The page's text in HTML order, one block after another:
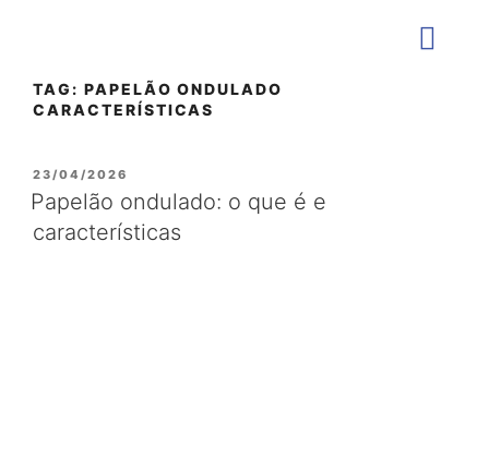
TAG: PAPELÃO ONDULADO
CARACTERÍSTICAS
23/04/2026
Papelão ondulado: o que é e
características